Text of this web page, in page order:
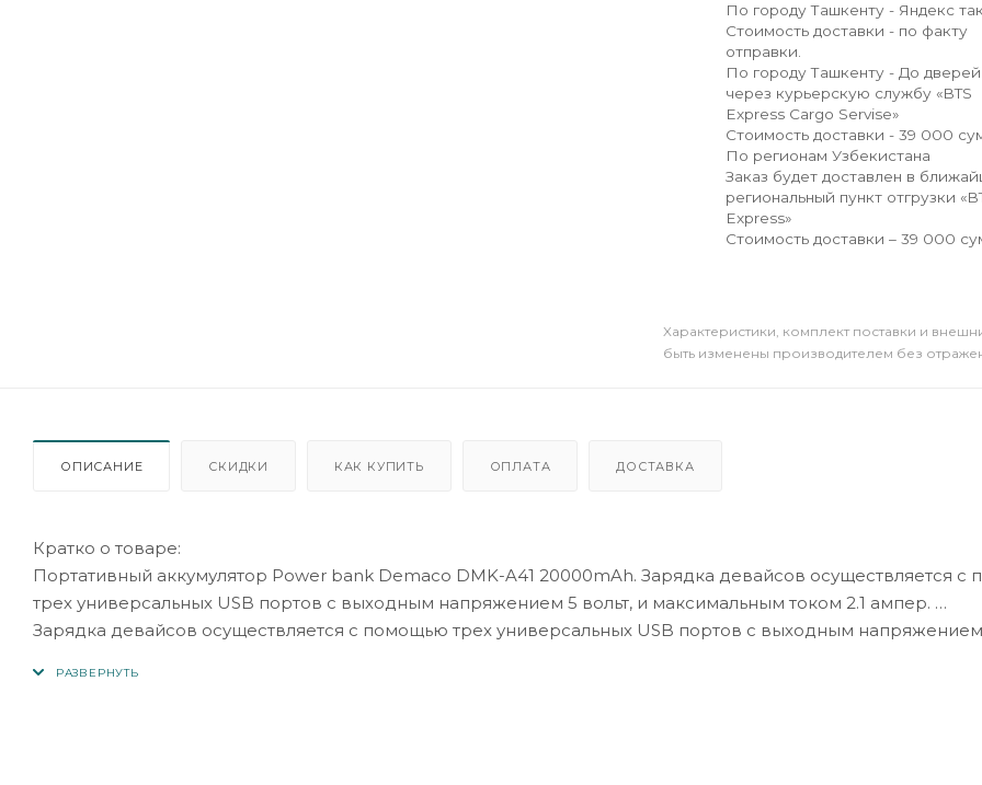
По городу Ташкенту - Яндекс
Стоимость доставки - по факту
отправки.
По городу Ташкенту - До дверей
через курьерскую службу «BTS
Express Cargo Servise»
Стоимость доставки - 39 000
По регионам Узбекистана
Заказ будет доставлен в
региональный пункт отгрузки
Express»
Стоимость доставки – 39 000
Xарактеристики, комплект поставки и
быть изменены производителем без
ОПИСАНИЕ СКИДКИ КАК КУПИТЬ ОПЛАТА ДОСТАВКА
Кратко о товаре:
Портативный аккумулятор Power bank Demaco DMK-A41 20000mAh. Зарядка девайсов осуществляется с
трех универсальных USB портов с выходным напряжением 5 вольт, и максимальным током 2.1 ампер.
Зарядка девайсов осуществляется с помощью трех универсальных USB портов с выходным напряжением